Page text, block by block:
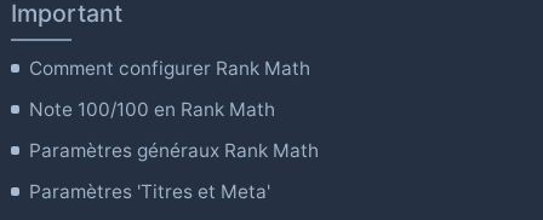
Important
Comment configurer Rank Math
Note 100/100 en Rank Math
Paramètres généraux Rank Math
Paramètres 'Titres et Meta'